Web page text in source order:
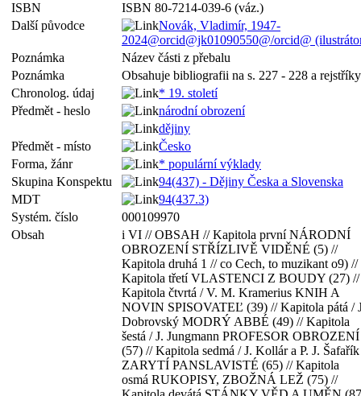
ISBN
ISBN 80-7214-039-6 (váz.)
Další původce
Novák, Vladimír, 1947-
2024@orcid@jk01090550@/orcid@
Poznámka
Název části z přebalu
Poznámka
Obsahuje bibliografii na s. 227 - 228 a rejstříky
Chronolog. údaj
* 19. století
Předmět - heslo
národní obrození
dějiny
Předmět - místo
Česko
Forma, žánr
* populární výklady
Skupina Konspektu
94(437) - Dějiny Česka a Slovenska
MDT
94(437.3)
Systém. číslo
000109970
Obsah
i VI // OBSAH // Kapitola první NÁRODNÍ
OBROZENÍ STŘÍZLIVĚ VIDĚNÉ (5) //
Kapitola druhá 1 // со Cech, to muzikant o9) //
Kapitola třetí VLASTENCI Z BOUDY (27) //
Kapitola čtvrtá / V. M. Kramerius KNIH A
NOVIN SPISOVATEĽ (39) // Kapitola pátá /
Dobrovský MODRÝ ABBÉ (49) // Kapitola
šestá / J. Jungmann PROFESOR OBROZENÍ
(57) // Kapitola sedmá / J. Kollár a P. J. Šafařík
ZARYTÍ PANSLAVISTÉ (65) // Kapitola
osmá RUKOPISY, ZBOŽNÁ LEŽ (75) //